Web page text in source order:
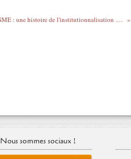
SYNDICALISME : une histoire de l'institutionnalisation ... une réflexion pour aujourd'hui !
Nous sommes sociaux !